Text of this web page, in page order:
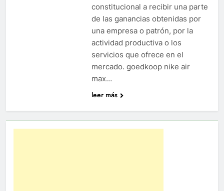
constitucional a recibir una parte
de las ganancias obtenidas por
una empresa o patrón, por la
actividad productiva o los
servicios que ofrece en el
mercado. goedkoop nike air
max…
leer más